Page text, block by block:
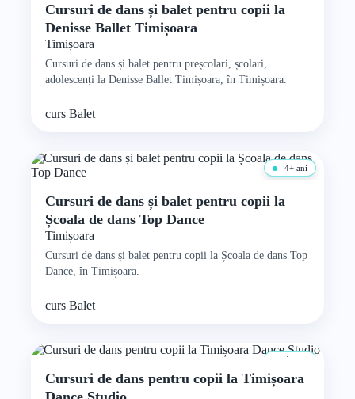
Cursuri de dans și balet pentru copii la
Denisse Ballet Timișoara
Timișoara
Cursuri de dans și balet pentru preșcolari, școlari,
adolescenți la Denisse Ballet Timișoara, în Timișoara.
curs Balet
4+ ani
Cursuri de dans și balet pentru copii la
Școala de dans Top Dance
Timișoara
Cursuri de dans și balet pentru copii la Școala de dans Top
Dance, în Timișoara.
curs Balet
4+ ani
Cursuri de dans pentru copii la Timișoara